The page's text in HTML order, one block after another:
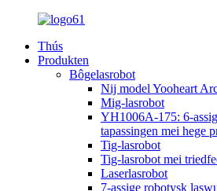
Thús
Produkten
Bôgelasrobot
Nij model Yooheart
Mig-lasrobot
YH1006A-175: 6-
tapassingen mei hege
Tig-lasrobot
Tig-lasrobot mei
Laserlasrobot
7-assige robotysk